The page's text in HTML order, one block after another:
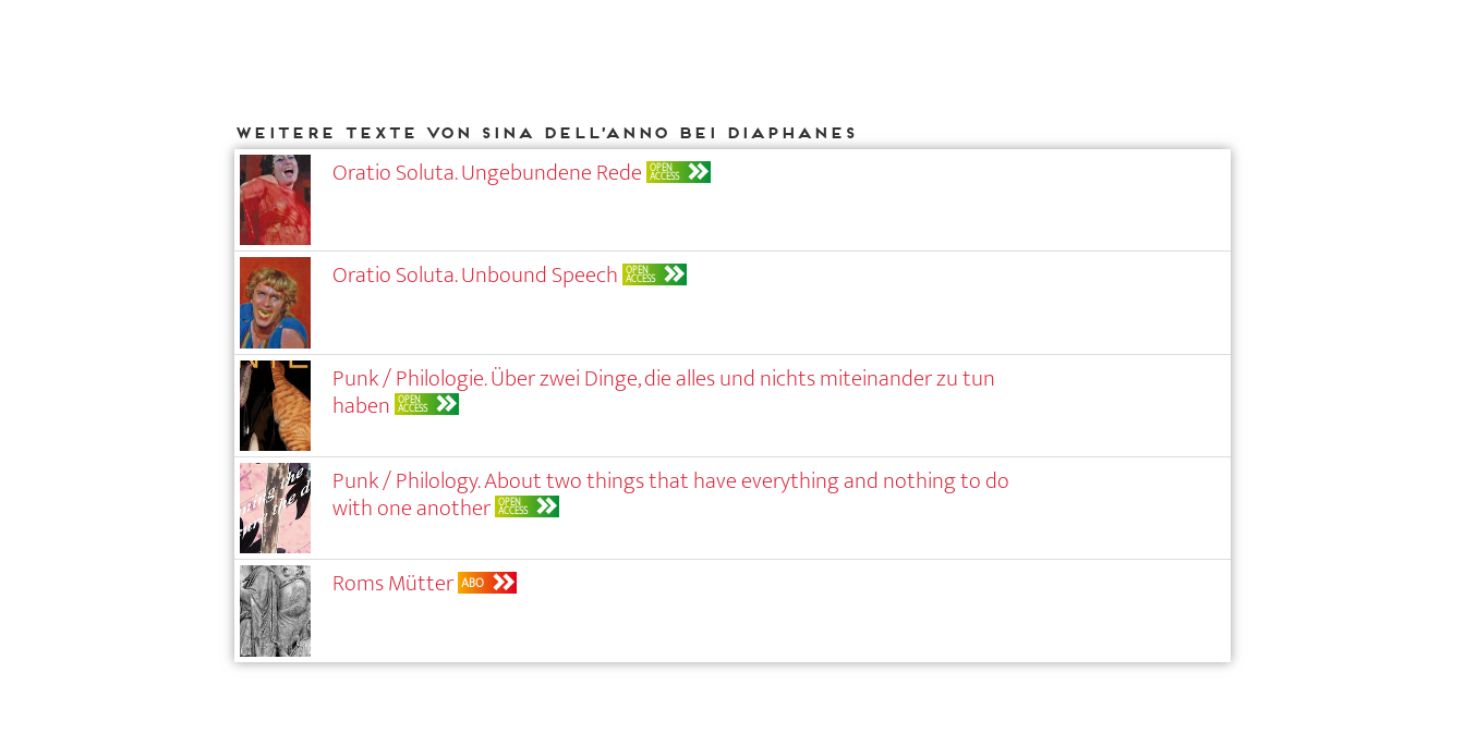
Weitere Texte von Sina Dell’Anno bei DIAPHANES
Oratio Soluta. Ungebundene Rede OPEN
ACCESS
Oratio Soluta. Unbound Speech OPEN
ACCESS
Punk / Philologie. Über zwei Dinge, die alles und nichts miteinander zu tun
haben OPEN
ACCESS
Punk / Philology. About two things that have everything and nothing to do
with one another OPEN
ACCESS
Roms Mütter ABO